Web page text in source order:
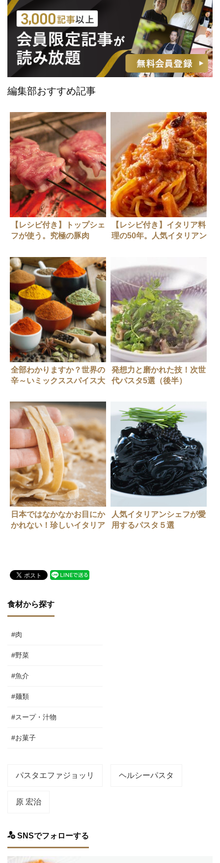
編集部おすすめ記事
【レシピ付き】トップシェ
フが使う。究極の豚肉
京」山下春幸さん
【レシピ付き】イタリア料
理の50年。人気イタリアン
全部わかりますか？世界の
辛～いミックススパイス大
発想力と磨かれた技！次世
代パスタ5選（後半）
日本ではなかなかお目にか
かれない！珍しいイタリア
人気イタリアンシェフが愛
用するパスタ５選
食材から探す
#肉
#野菜
#魚介
#麺類
#スープ・汁物
#お菓子
パスタエファジョッリ ヘルシーパスタ
原 宏治
SNSでフォローする